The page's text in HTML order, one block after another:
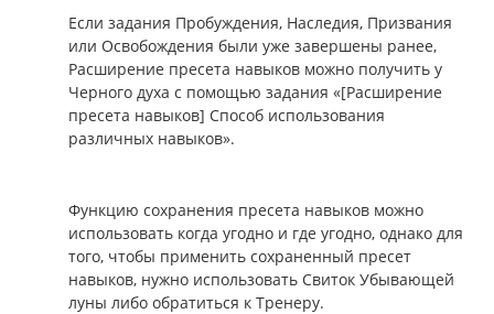
Если задания Пробуждения, Наследия, Призвания
или Освобождения были уже завершены ранее,
Расширение пресета навыков можно получить у
Черного духа с помощью задания «[Расширение
пресета навыков] Способ использования
различных навыков».
Функцию сохранения пресета навыков можно
использовать когда угодно и где угодно, однако для
того, чтобы применить сохраненный пресет
навыков, нужно использовать Свиток Убывающей
луны либо обратиться к Тренеру.